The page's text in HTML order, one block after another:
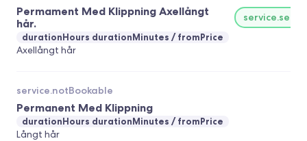
Permament Med Klippning Axellångt
hår.
durationHours durationMinutes fromPrice
service.select
Axellångt hår
Permanent Med Klippning
durationHours durationMinutes fromPrice
service.notBookable
Långt hår